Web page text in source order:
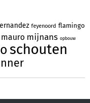
feyenoord flamingo
mauro mijnans opbouw
schouten